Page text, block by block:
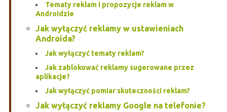
Tematy reklam i propozycje reklam w
Androidzie
Jak wyłączyć reklamy w ustawieniach
Androida?
Jak wyłączyć tematy reklam?
Jak zablokować reklamy sugerowane przez
aplikacje?
Jak wyłączyć pomiar skuteczności reklam?
Jak wyłączyć reklamy Google na telefonie?